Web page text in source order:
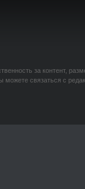
за контент,
можете связаться с